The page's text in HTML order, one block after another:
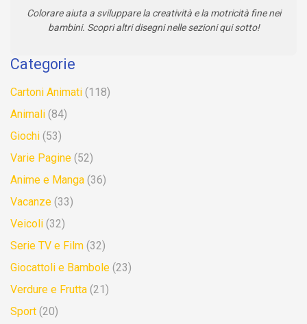
Colorare aiuta a sviluppare la creatività e la motricità fine nei
bambini. Scopri altri disegni nelle sezioni qui sotto!
Categorie
Cartoni Animati (118)
Animali (84)
Giochi (53)
Varie Pagine (52)
Anime e Manga (36)
Vacanze (33)
Veicoli (32)
Serie TV e Film (32)
Giocattoli e Bambole (23)
Verdure e Frutta (21)
Sport (20)